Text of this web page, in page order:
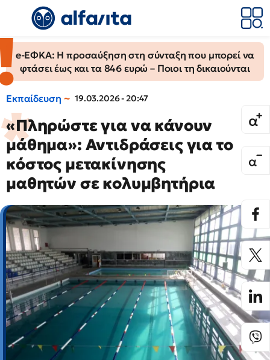
e-ΕΦΚΑ: Η προσαύξηση στη σύνταξη που μπορεί να
φτάσει έως και τα 846 ευρώ – Ποιοι τη δικαιούνται
Εκπαίδευση 19.03.2026 - 20:47
«Πληρώστε για να κάνουν
μάθημα»: Αντιδράσεις για το
κόστος μετακίνησης
μαθητών σε κολυμβητήρια